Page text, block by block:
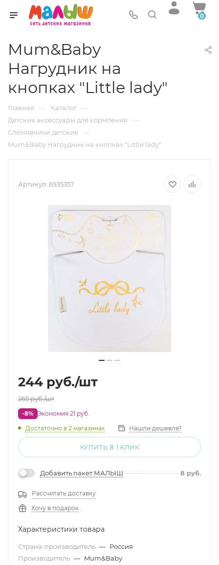
0
Mum&Baby
Нагрудник на
кнопках "Little lady"
Главная — Каталог —
Детские аксессуары для кормления —
Слюнявчики детские —
Mum&Baby Нагрудник на кнопках "Little lady"
Артикул: 6935357
244 руб./шт
265руб./шт
-8% Экономия 21 руб.
Достаточно в 2 магазинах Нашли дешевле?
КУПИТЬ В 1 КЛИК
Добавить пакет МАЛЫШ 8 руб.
Рассчитать доставку
Хочу в подарок
Характеристики товара
Страна-производитель — Россия
Производитель — Mum&Baby